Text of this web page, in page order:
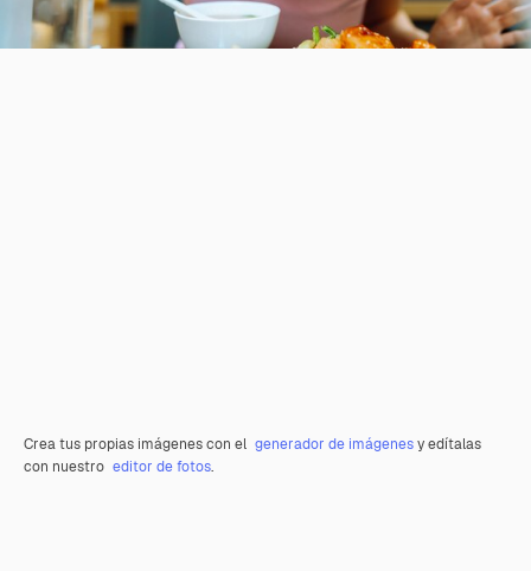
Crea tus propias imágenes con el generador de imágenesy edítalas
con nuestro editor de fotos.